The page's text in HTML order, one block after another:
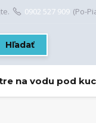
Hľadať
0902 527 909 (Po-
na vodu pod